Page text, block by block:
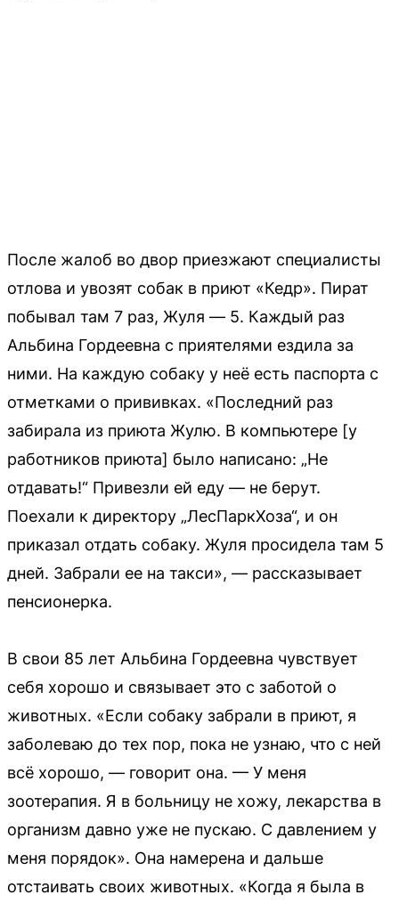
После жалоб во двор приезжают специалисты
отлова и увозят собак в приют «Кедр». Пират
побывал там 7 раз, Жуля — 5. Каждый раз
Альбина Гордеевна с приятелями ездила за
ними. На каждую собаку у неё есть паспорта с
отметками о прививках. «Последний раз
забирала из приюта Жулю. В компьютере [у
работников приюта] было написано: „Не
отдавать!“ Привезли ей еду — не берут.
Поехали к директору „ЛесПаркХоза“, и он
приказал отдать собаку. Жуля просидела там 5
дней. Забрали ее на такси», — рассказывает
пенсионерка.
В свои 85 лет Альбина Гордеевна чувствует
себя хорошо и связывает это с заботой о
животных. «Если собаку забрали в приют, я
заболеваю до тех пор, пока не узнаю, что с ней
всё хорошо, — говорит она. — У меня
зоотерапия. Я в больницу не хожу, лекарства в
организм давно уже не пускаю. С давлением у
меня порядок». Она намерена и дальше
отстаивать своих животных. «Когда я была в